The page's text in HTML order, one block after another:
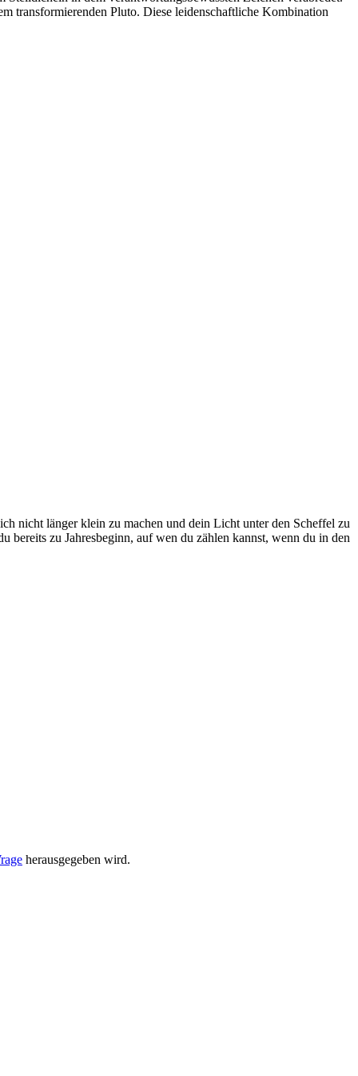
trans­for­mie­renden Pluto. Diese lei­den­schaft­liche Kom­bi­na­tion
nicht länger klein zu machen und dein Licht unter den Scheffel zu
bereits zu Jah­res­be­ginn, auf wen du zählen kannst, wenn du in den
her­aus­ge­geben wird.